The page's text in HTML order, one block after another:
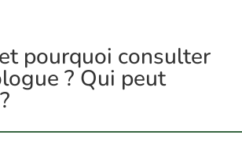
pourquoi consulter
? Qui peut